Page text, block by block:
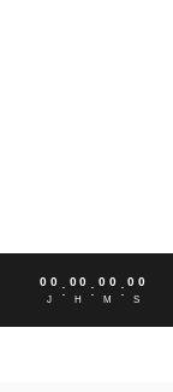
00
J
: 00
H
: 00
M
:00
S